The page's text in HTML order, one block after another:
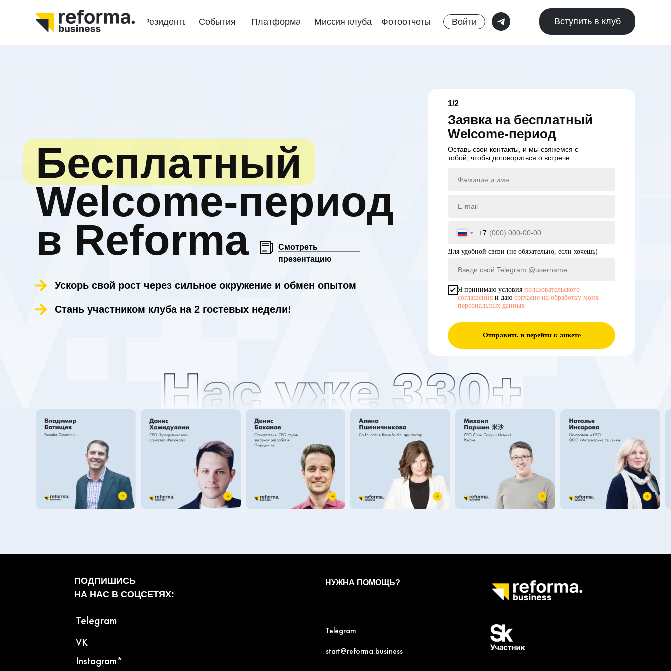
Резиденты События Миссия клуба Войти
Платформа Вступить в клуб
Фотоотчеты
Бесплатный
Welcome-период
в Reforma
Заявка на бесплатный
Welcome-период
Оставь свои контакты, и мы свяжемся с
тобой, чтобы договориться о встрече
Cмотреть
презентацию
Ускорь свой рост через сильное окружение и обмен опытом
Стань участником клуба на 2 гостевых недели!
+7
Для удобной связи (не обязательно, если хочешь)
Я принимаю условия пользовательского
соглашения и даю согласие на обработку моих
персональных данных
Отправить и перейти к анкете
1/2
VK
Telegram
ПОДПИШИСЬ
НА НАС В СОЦСЕТЯХ:
Telegram
НУЖНА ПОМОЩЬ?
start@reforma.business
Instagram*